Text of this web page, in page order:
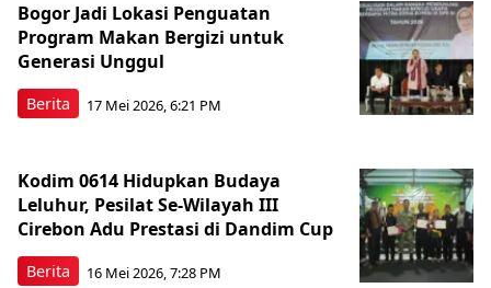
Berita
Bogor Jadi Lokasi Penguatan
Program Makan Bergizi untuk
Generasi Unggul
17 Mei 2026, 6:21 PM
Berita
Kodim 0614 Hidupkan Budaya
Leluhur, Pesilat Se-Wilayah III
Cirebon Adu Prestasi di Dandim Cup
16 Mei 2026, 7:28 PM